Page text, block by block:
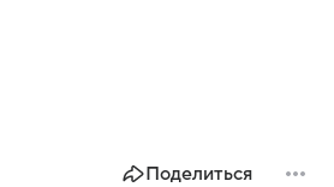
Поделиться